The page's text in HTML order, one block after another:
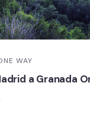
WAY
a Granada